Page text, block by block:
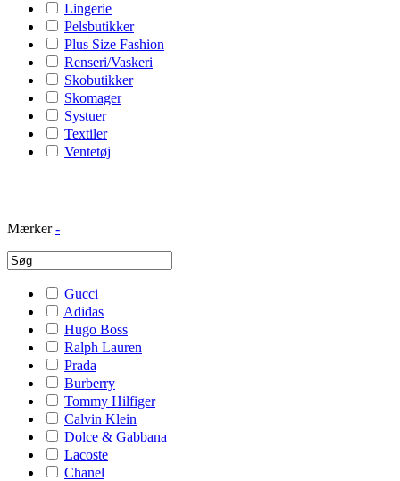
Lingerie
Pelsbutikker
Plus Size Fashion
Renseri/Vaskeri
Skobutikker
Skomager
Systuer
Textiler
Ventetøj
Mærker -
Gucci
Adidas
Hugo Boss
Ralph Lauren
Prada
Burberry
Tommy Hilfiger
Calvin Klein
Dolce & Gabbana
Lacoste
Chanel